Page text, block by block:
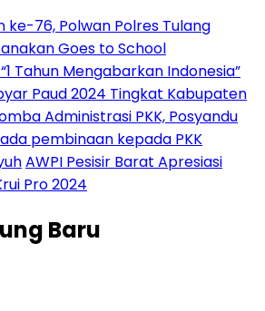
ke-76, Polwan Polres Tulang
Goes to School
Tahun Mengabarkan Indonesia”
Paud 2024 Tingkat Kabupaten
Administrasi PKK, Posyandu
pembinaan kepada PKK
AWPI Pesisir Barat Apresiasi
Pro 2024
Baru